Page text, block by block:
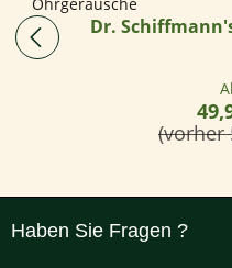
Dr.
(vorher
Haben Sie Fragen ?